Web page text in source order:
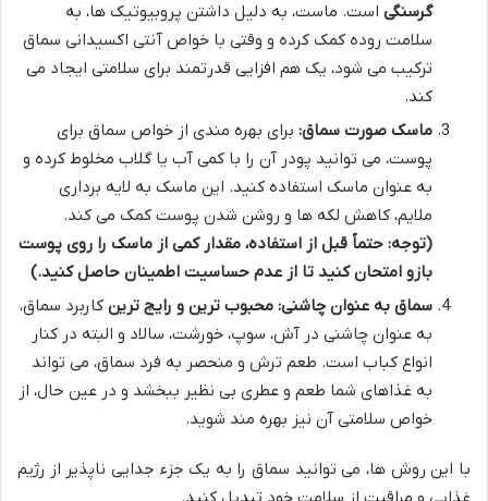
گرسنگی است. ماست، به دلیل داشتن پروبیوتیک ها، به
سلامت روده کمک کرده و وقتی با خواص آنتی اکسیدانی سماق
ترکیب می شود، یک هم افزایی قدرتمند برای سلامتی ایجاد می
کند.
ماسک صورت سماق: برای بهره مندی از خواص سماق برای
پوست، می توانید پودر آن را با کمی آب یا گلاب مخلوط کرده و
به عنوان ماسک استفاده کنید. این ماسک به لایه برداری
ملایم، کاهش لکه ها و روشن شدن پوست کمک می کند.
(توجه: حتماً قبل از استفاده، مقدار کمی از ماسک را روی پوست
بازو امتحان کنید تا از عدم حساسیت اطمینان حاصل کنید.)
سماق به عنوان چاشنی: محبوب ترین و رایج ترین کاربرد سماق،
به عنوان چاشنی در آش، سوپ، خورشت، سالاد و البته در کنار
انواع کباب است. طعم ترش و منحصر به فرد سماق، می تواند
به غذاهای شما طعم و عطری بی نظیر ببخشد و در عین حال، از
خواص سلامتی آن نیز بهره مند شوید.
با این روش ها، می توانید سماق را به یک جزء جدایی ناپذیر از رژیم